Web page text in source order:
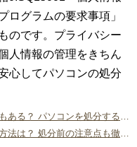
ログラムの要求事項」
のです。プライバシー
人情報の管理をきちん
心してパソコンの処分
無料で回収してもらえるところもある？ パソコンを処分する時の費用はどのくらい？
名古屋市でパソコンを処分する方法は？ 処分前の注意点も徹底解説